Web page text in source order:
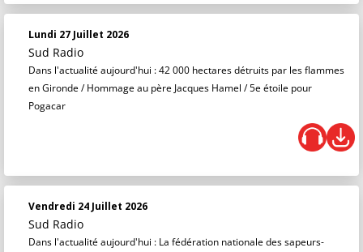
Lundi 27 Juillet 2026
Sud Radio
Dans l'actualité aujourd'hui : 42 000 hectares détruits par les flammes
en Gironde / Hommage au père Jacques Hamel / 5e étoile pour
Pogacar
Vendredi 24 Juillet 2026
Sud Radio
Dans l'actualité aujourd'hui : La fédération nationale des sapeurs-